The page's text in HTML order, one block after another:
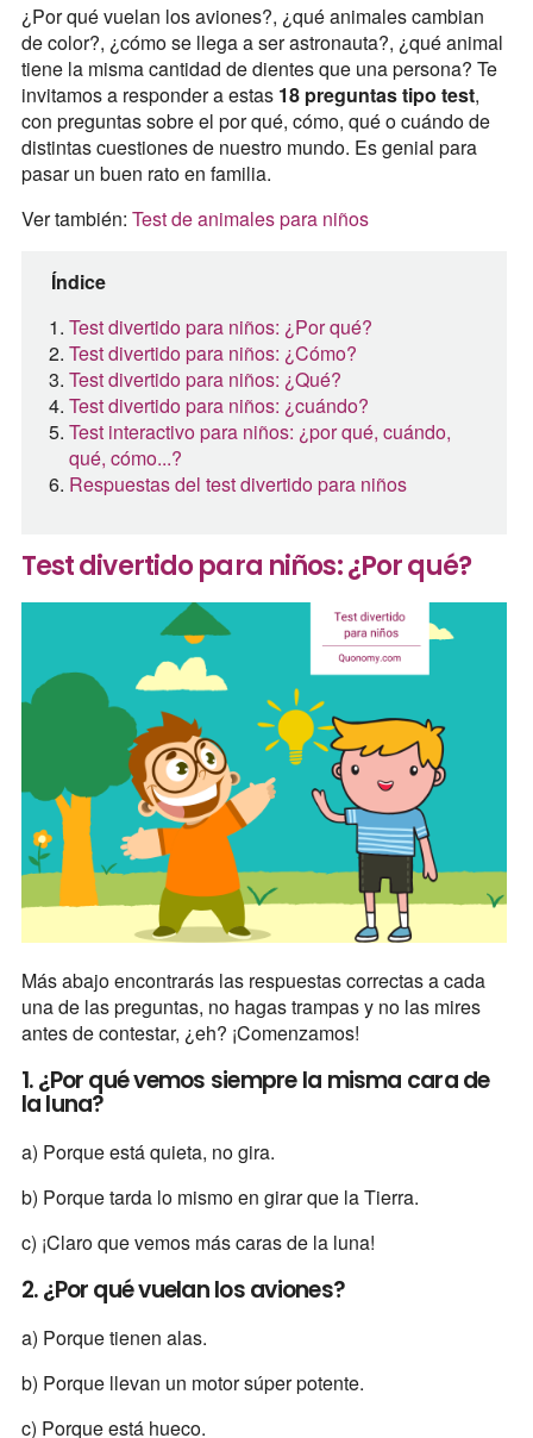
¿Por qué vuelan los aviones?, ¿qué animales cambian
de color?, ¿cómo se llega a ser astronauta?, ¿qué animal
tiene la misma cantidad de dientes que una persona? Te
invitamos a responder a estas 18 preguntas tipo test,
con preguntas sobre el por qué, cómo, qué o cuándo de
distintas cuestiones de nuestro mundo. Es genial para
pasar un buen rato en familia.
Ver también: Test de animales para niños
Índice
Test divertido para niños: ¿Por qué?
Test divertido para niños: ¿Cómo?
Test divertido para niños: ¿Qué?
Test divertido para niños: ¿cuándo?
Test interactivo para niños: ¿por qué, cuándo,
qué, cómo...?
Respuestas del test divertido para niños
Test divertido para niños: ¿Por qué?
Más abajo encontrarás las respuestas correctas a cada
una de las preguntas, no hagas trampas y no las mires
antes de contestar, ¿eh? ¡Comenzamos!
1. ¿Por qué vemos siempre la misma cara de
la luna?
a) Porque está quieta, no gira.
b) Porque tarda lo mismo en girar que la Tierra.
c) ¡Claro que vemos más caras de la luna!
2. ¿Por qué vuelan los aviones?
a) Porque tienen alas.
b) Porque llevan un motor súper potente.
c) Porque está hueco.